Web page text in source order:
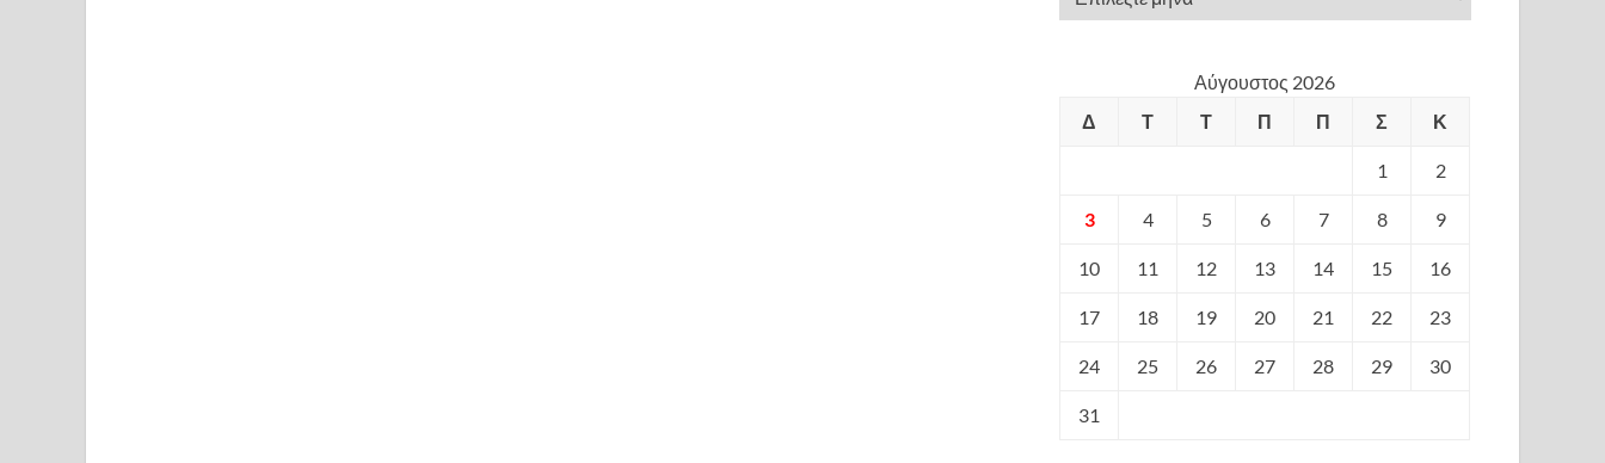
Αύγουστος 2026
Δ
Τ Τ Π Π Σ Κ
1 2
3 4 5 6 7 8 9
10 11 12 13 14 15 16
17 18 19 20 21 22 23
24 25 26 27 28 29 30
31